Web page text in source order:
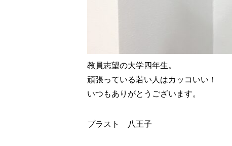
教員志望の大学四年生。
頑張っている若い人はカッコいい！
いつもありがとうございます。
プラスト 八王子